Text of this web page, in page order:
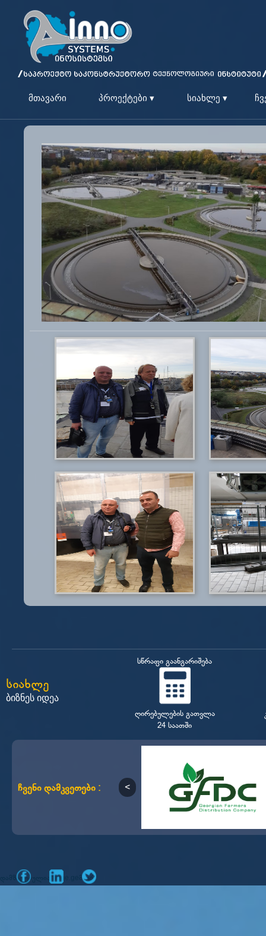
მთავარი პროექტები ▾ სიახლე ▾
სიახლე
ბიზნეს იდეა
სწრაფი გაანგარიშება
ღირებულების გათვლა
24 საათში
ჩვენი დამკვეთები :
დამზადებულია mone.ge მიერ